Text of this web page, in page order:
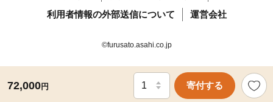
72,000円 寄付する
利用者情報の外部送信について
運営会社
©furusato.asahi.co.jp